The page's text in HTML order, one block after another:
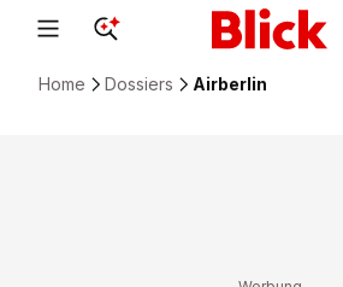
Home Dossiers Airberlin